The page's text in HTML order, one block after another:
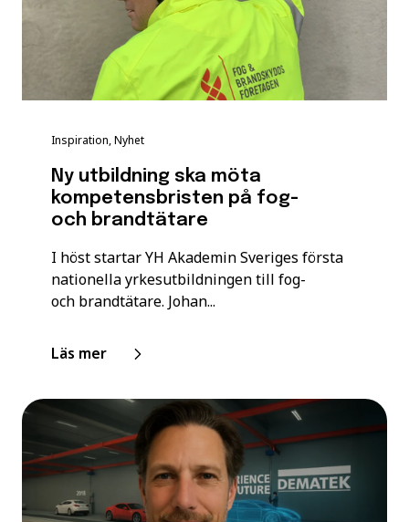
Inspiration, Nyhet
Ny utbildning ska möta
kompetensbristen på fog-
och brandtätare
I höst startar YH Akademin Sveriges första
nationella yrkesutbildningen till fog-
och brandtätare. Johan...
Läs mer